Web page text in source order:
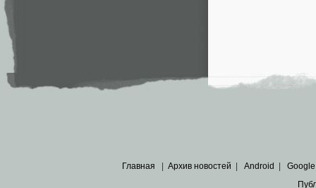
Главная Архив новостей Android Google